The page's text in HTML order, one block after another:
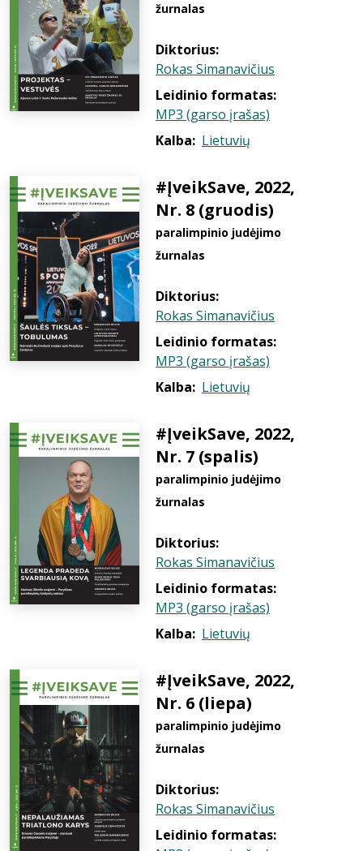
žurnalas
Diktorius:
Rokas Simanavičius
Leidinio formatas:
MP3 (garso įrašas)
Kalba: Lietuvių
#ĮveikSave, 2022,
Nr. 8 (gruodis)
paralimpinio judėjimo
žurnalas
Diktorius:
Rokas Simanavičius
Leidinio formatas:
MP3 (garso įrašas)
Kalba: Lietuvių
#ĮveikSave, 2022,
Nr. 7 (spalis)
paralimpinio judėjimo
žurnalas
Diktorius:
Rokas Simanavičius
Leidinio formatas:
MP3 (garso įrašas)
Kalba: Lietuvių
#ĮveikSave, 2022,
Nr. 6 (liepa)
paralimpinio judėjimo
žurnalas
Diktorius:
Rokas Simanavičius
Leidinio formatas: